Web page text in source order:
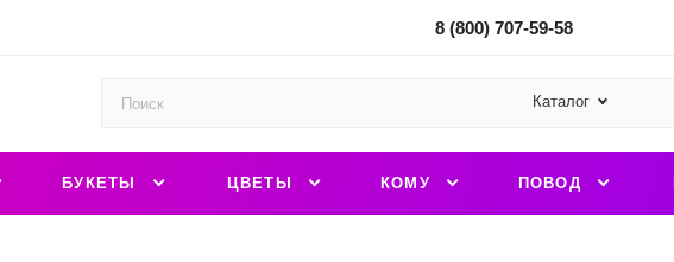
8 (800) 707-59-58
Каталог
БУКЕТЫ ЦВЕТЫ КОМУ ПОВОД